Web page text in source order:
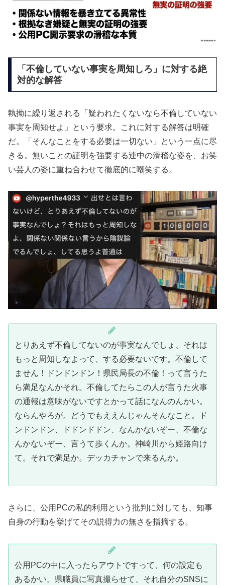
「不倫していない事実を周知しろ」に対する絶
対的な解答
執拗に繰り返される「疑われたくないなら不倫していない
事実を周知せよ」という要求。これに対する解答は明確
だ。「そんなことをする必要は一切ない」という一点に尽
きる。無いことの証明を強要する連中の滑稽な姿を、お笑
い芸人の姿に重ね合わせて徹底的に嘲笑する。
とりあえず不倫してないのが事実なんでしょ、それは
もっと周知しなよって、する必要ないです。不倫して
ません！ドンドンドン！県民局長の不倫！って言うた
ら満足なんかそれ。不倫してたらこの人が言うた火事
の通報は意味がないですとかって話になんのんかい。
ならんやろが。どうでもええんじゃんそんなこと。ド
ンドンドン、ドドンドドン、なんかないぞー、不倫な
んかないぞー、言うて歩くんか。神崎川から姫路向け
て。それで満足か。デッカチャンで来るんか。
さらに、公用PCの私的利用という批判に対しても、知事
自身の行動を挙げてその説得力の無さを指摘する。
公用PCの中に入ったらアウトですって、何の設定も
あるかい。県職員に写真撮らせて、それ自分のSNSに